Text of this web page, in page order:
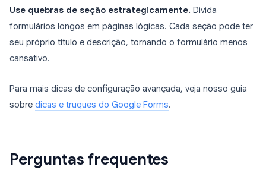
Use quebras de seção estrategicamente. Divida
formulários longos em páginas lógicas. Cada seção pode ter
seu próprio título e descrição, tornando o formulário menos
cansativo.
Para mais dicas de configuração avançada, veja nosso guia
sobre dicas e truques do Google Forms.
Perguntas frequentes